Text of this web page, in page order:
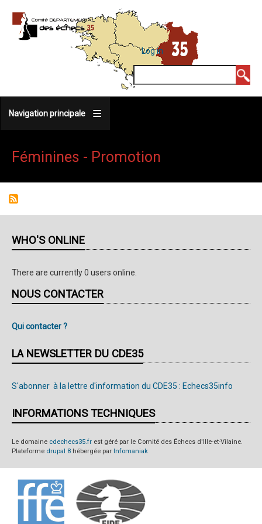
main
MENU
DU
COMPTE
DE
Log in
Navigation principale
Féminines - Promotion
WHO'S ONLINE
There are currently 0 users online.
NOUS CONTACTER
Qui contacter ?
LA NEWSLETTER DU CDE35
S'abonner à la lettre d'information du CDE35 : Echecs35info
INFORMATIONS TECHNIQUES
Le domaine cdechecs35.fr est géré par le Comité des Échecs d'Ille-et-Vilaine.
Plateforme drupal 8 hébergée par Infomaniak